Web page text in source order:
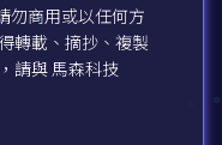
勿商用或以任何方
轉載、摘抄、複製
請與 馬森科技